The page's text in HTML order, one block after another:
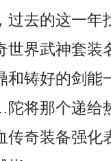
过去的这一年
世界武神套装
和铸好的剑能
将那个递给
传奇装备强化